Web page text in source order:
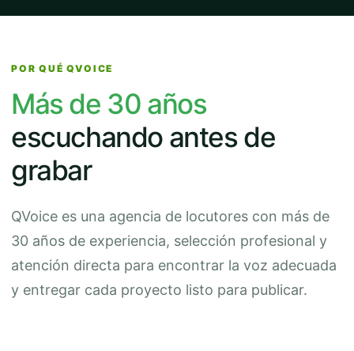
POR QUÉ QVOICE
Más de 30 años
escuchando antes de
grabar
QVoice es una agencia de locutores con más de
30 años de experiencia, selección profesional y
atención directa para encontrar la voz adecuada
y entregar cada proyecto listo para publicar.